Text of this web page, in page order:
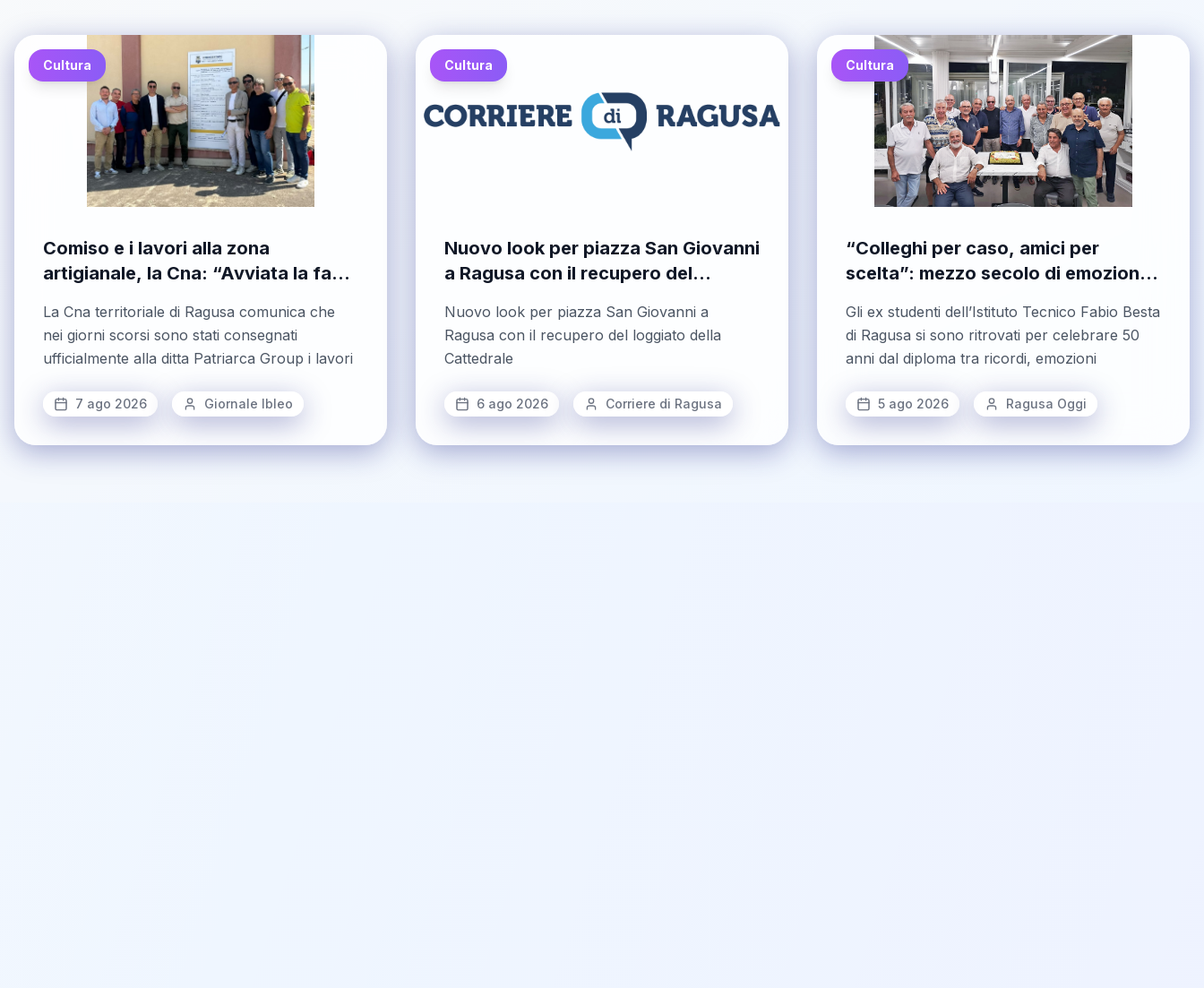
Cultura
Comiso e i lavori alla zona
artigianale, la Cna: “Avviata la fase
mesi fa”
La Cna territoriale di Ragusa comunica che
nei giorni scorsi sono stati consegnati
ufficialmente alla ditta Patriarca Group i lavori
7 ago 2026 Giornale Ibleo
Cultura
Nuovo look per piazza San Giovanni
a Ragusa con il recupero del
Nuovo look per piazza San Giovanni a
Ragusa con il recupero del loggiato della
Cattedrale
6 ago 2026 Corriere di Ragusa
Cultura
“Colleghi per caso, amici per
scelta”: mezzo secolo di emozioni
Gli ex studenti dell’Istituto Tecnico Fabio Besta
di Ragusa si sono ritrovati per celebrare 50
anni dal diploma tra ricordi, emozioni
5 ago 2026 Ragusa Oggi